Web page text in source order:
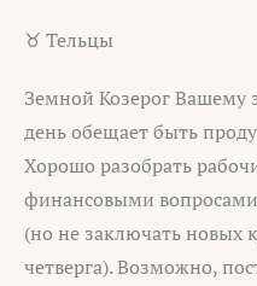
♉ Тельцы
Земной Козерог Вашему
день обещает быть
Хорошо разобрать
финансовыми
(но не заключать новых
четверга). Возможно,